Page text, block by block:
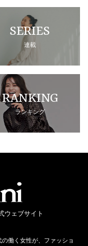
SERIES
連載
RANKING
ランキング
ウェブサイト
働く女性が、ファッショ